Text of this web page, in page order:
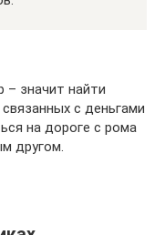
– значит найти
с деньгами
на дороге с рома
другом.